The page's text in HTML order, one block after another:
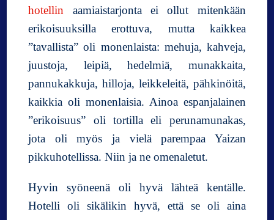
hotellin aamiaistarjonta ei ollut mitenkään
erikoisuuksilla erottuva, mutta kaikkea
”tavallista” oli monenlaista: mehuja, kahveja,
juustoja, leipiä, hedelmiä, munakkaita,
pannukakkuja, hilloja, leikkeleitä, pähkinöitä,
kaikkia oli monenlaisia. Ainoa espanjalainen
”erikoisuus” oli tortilla eli perunamunakas,
jota oli myös ja vielä parempaa Yaizan
pikkuhotellissa. Niin ja ne omenaletut.
Hyvin syöneenä oli hyvä lähteä kentälle.
Hotelli oli sikälikin hyvä, että se oli aina